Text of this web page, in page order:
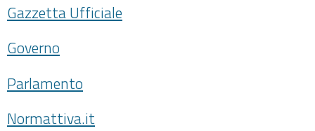
Gazzetta Ufficiale
Governo
Parlamento
Normattiva.it